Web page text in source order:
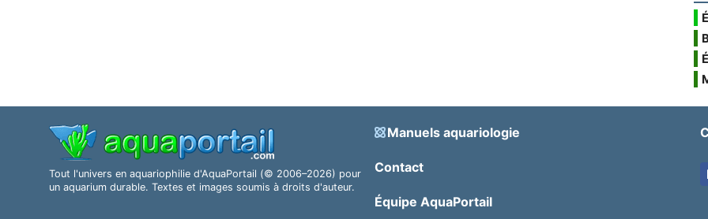
Tout l'univers en aquariophilie d'AquaPortail (© 2006–2026) pour
un aquarium durable. Textes et images soumis à droits d'auteur.
Manuels aquariologie
Contact
Équipe AquaPortail